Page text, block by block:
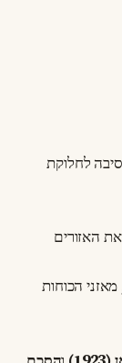
לחלוקת
האזורים
הכוחות